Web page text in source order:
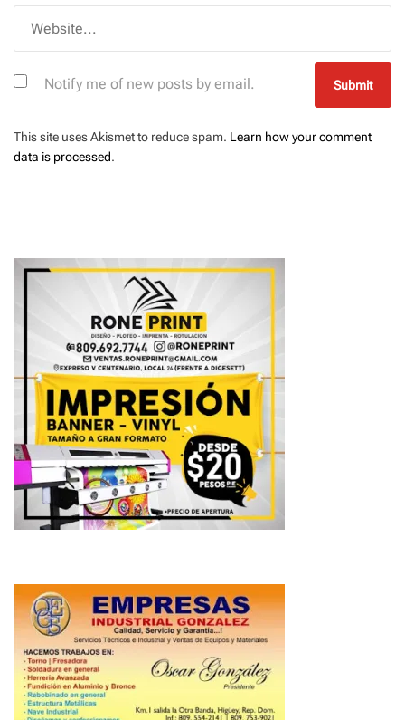
Notify me of new posts by email.
This site uses Akismet to reduce spam. Learn how your comment
data is processed.